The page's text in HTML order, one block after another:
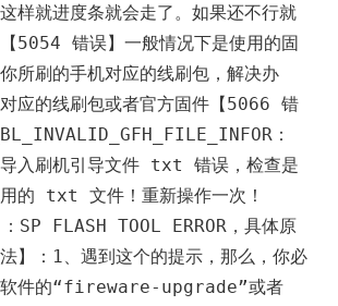
样就进度条就会走了。如果还不行就
5054 错误】一般情况下是使用的固
所刷的手机对应的线刷包，解决办
应的线刷包或者官方固件【5066 错
：
导入刷机引导文件 txt 错误，检查是
用的 txt 文件！重新操作一次！
SP FLASH TOOL ERROR，具体原
】：1、遇到这个的提示，那么，你必
软件的“fireware-upgrade”或者